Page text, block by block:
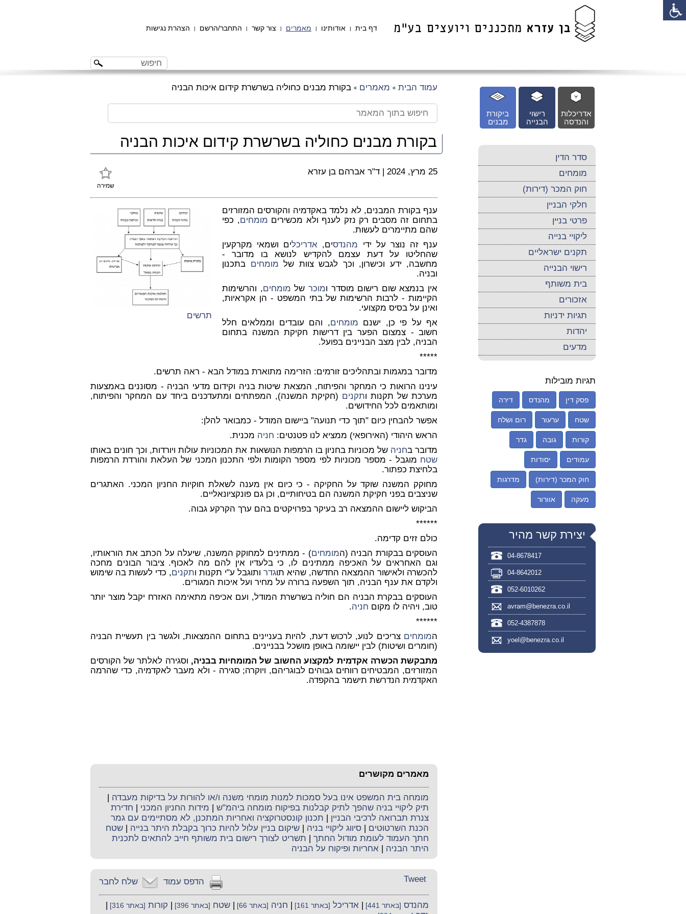
דף בית | אודותינו | מאמרים | צור קשר | התחבר/הרשם | הצהרת נגישות
עמוד הבית » מאמרים » בקורת מבנים כחוליה בשרשרת קידום איכות הבניה
בקורת מבנים כחוליה בשרשרת קידום איכות הבניה
שמירה
25 מרץ, 2024 | ד"ר אברהם בן עזרא
תרשים
ענף בקורת המבנים, לא נלמד באקדמיה והקורסים המזורזים
בתחום זה מסבים רק נזק לענף ולא מכשירים מומחים, כפי
שהם מתיימרים לעשות.
ענף זה נוצר על ידי מהנדסים, אדריכלים ושמאי מקרקעין
שהחליטו על דעת עצמם להקדיש לנושא בו מדובר -
מחשבה, ידע וכישרון, וכך לגבש צוות של מומחים בתכנון
ובניה.
אין בנמצא שום רישום מוסדר ומוכר של מומחים, והרשימות
הקיימות - לרבות הרשימות של בתי המשפט - הן אקראיות,
ואינן על בסיס מקצועי.
אף על פי כן, ישנם מומחים, והם עובדים וממלאים חלל
חשוב - צמצום הפער בין דרישות חקיקת המשנה בתחום
הבניה, לבין מצב הבניינים בפועל.
*****
מדובר במגמות ובתהליכים זורמים: הזרימה מתוארת במודל הבא - ראה תרשים.
עינינו הרואות כי המחקר והפיתוח, המצאת שיטות בניה וקידום מדעי הבניה - מסוננים באמצעות
מערכת של תקנות ותקנים (חקיקת המשנה), המפתחים ומתעדכנים ביחד עם המחקר והפיתוח,
ומותאמים לכל החידושים.
אפשר להבחין כיום "תוך כדי תנועה" ביישום המודל - כמבואר להלן:
הראש היהודי (האירופאי) ממציא לנו פטנטים: חניה מכנית.
מדובר בחניה של מכוניות בחניון בו הרמפות הנושאות את המכוניות עולות ויורדות, וכך חונים באותו
שטח מוגבל - מספר מכוניות לפי מספר הקומות ולפי התכנון המכני של העלאת והורדת הרמפות
בלחיצת כפתור.
מחוקק המשנה שוקד על החקיקה - כי כיום אין מענה לשאלת חוקיות החניון המכני. האתגרים
שניצבים בפני חקיקת המשנה הם בטיחותיים, וכן גם פונקציונאליים.
הביקוש ליישום ההמצאה רב בעיקר בפרויקטים בהם ערך הקרקע גבוה.
******
כולם זזים קדימה.
העוסקים בבקורת הבניה (המומחים) - ממתינים למחוקק המשנה, שיעלה על הכתב את הוראותיו,
וגם האחראים על האכיפה ממתינים לו, כי בלעדיו אין להם מה לאכוף. ציבור הבונים מחכה
להכשרה ולאישור ההמצאה החדשה, שהיא תוגדר ותוגבל ע"י תקנות ותקנים, כדי לעשות בה שימוש
ולקדם את ענף הבניה, תוך השפעה ברורה על מחיר ועל איכות המגורים.
העוסקים בבקרת הבניה הם חוליה בשרשרת המודל, ועם אכיפה מתאימה האזרח יקבל מוצר יותר
טוב, ויהיה לו מקום חניה.
******
המומחים צריכים לנוע, לרכוש דעת, להיות בעניינים בתחום ההמצאות, ולגשר בין תעשיית הבניה
(חומרים ושיטות) לבין יישומה באופן מושכל בבניינים.
מתבקשת הכשרה אקדמית למקצוע החשוב של המומחיות בבניה, וסגירה לאלתר של הקורסים
המזורזים, המבטיחים רווחים גבוהים לבוגריהם, ויוקרה; סגירה - ולא מעבר לאקדמיה, כדי שהרמה
האקדמית הנדרשת תישמר בהקפדה.
מאמרים מקושרים
מומחה בית המשפט אינו בעל סמכות למנות מומחי משנה ו/או להורות על בדיקות מעבדה |
תיק ליקויי בניה שהפך לתיק קבלנות בפיקוח מומחה ביהמ"ש | מידות החניון המכני | חדירת
צנרת תברואה לרכיבי הבניין | תכנון קונסטרוקציה ואחריות המתכנן, לא מסתיימים עם גמר
הכנת השרטוטים | סיווג ליקויי בניה | שיקום בניין עלול להיות כרוך בקבלת היתר בנייה | שטח
חתך העמוד לעומת מודול החתך | תשריט לצורך רישום בית משותף חייב להתאים לתכנית
היתר הבניה | אחריות ופיקוח על הבניה
שלח לחבר הדפס עמוד Tweet
מהנדס [באתר 441] | אדריכל [באתר 161] | חניה [באתר 66] | שטח [באתר 396] | קורות [באתר 316]
|
ביקורת
מבנים
רישוי
הבנייה
אדריכלות
והנדסה
סדר הדין
מומחים
חוק המכר (דירות)
חלקי הבניין
פרטי בניין
ליקויי בנייה
תקנים ישראליים
רישוי הבנייה
בית משותף
אזכורים
תגיות ידניות
יהדות
מדעים
תגיות מובילות
פסק דין מהנדס דירה
שטח ערעור רום ושלח
קורות גובה גדר
עמודים יסודות
חוק המכר (דירות) מדרגות
מעקה אוורור
יצירת קשר מהיר
04-8678417
04-8642012
052-6010262
avram@benezra.co.il
052-4387878
yoel@benezra.co.il